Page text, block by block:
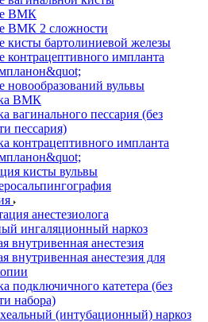
ВМК
ВМК 2 сложности
кисты бартолиниевой железы
контрацептивного импланта
новообразований вульвы
ВМК
вагинального пессария (без
пессария)
контрацептивного импланта
кисты вульвы
анестезиолога
ингаляционный наркоз
внутривенная анестезия
внутривенная анестезия для
подключичного катетера (без
набора)
(интубационный) наркоз